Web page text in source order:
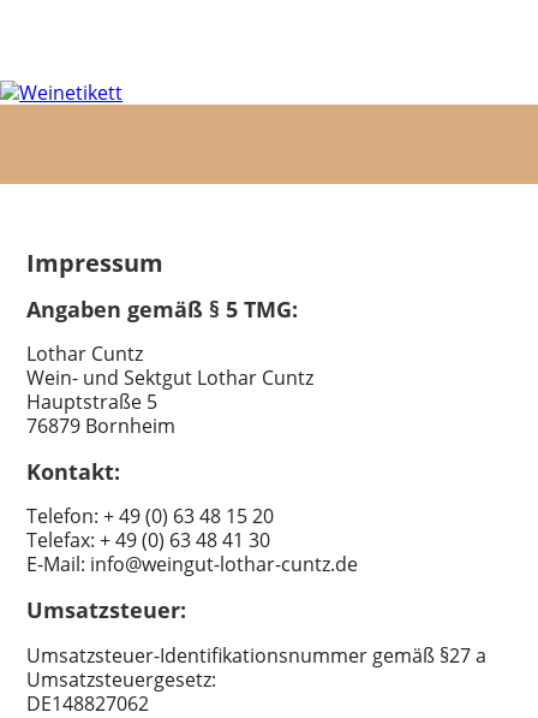
Impressum
Angaben gemäß § 5 TMG:
Lothar Cuntz
Wein- und Sektgut Lothar Cuntz
Hauptstraße 5
76879 Bornheim
Kontakt:
Telefon: + 49 (0) 63 48 15 20
Telefax: + 49 (0) 63 48 41 30
E-Mail: info@weingut-lothar-cuntz.de
Umsatzsteuer:
Umsatzsteuer-Identifikationsnummer gemäß §27 a
Umsatzsteuergesetz:
DE148827062